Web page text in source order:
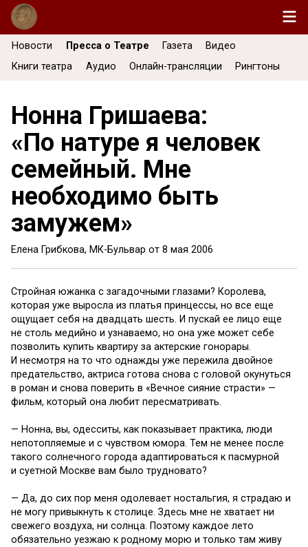
Новости Пресса о Театре Газета
Видео
Книги театра
Аудио Онлайн-трансляции Рингтоны
Нонна Гришаева:
«По натуре я человек
семейный. Мне
необходимо быть
замужем»
Елена Грибкова, МК-Бульвар от 8 мая 2006
Стройная южанка с загадочными глазами? Королева,
которая уже выросла из платья принцессы, но все еще
ощущает себя на двадцать шесть. И пускай ее лицо еще
не столь медийно и узнаваемо, но она уже может себе
позволить купить квартиру за актерские гонорары.
И несмотря на то что однажды уже пережила двойное
предательство, актриса готова снова с головой окунуться
в роман и снова поверить в «Вечное сияние страсти» —
фильм, который она любит пересматривать.
— Нонна, вы, одесситы, как показывает практика, люди
непотопляемые и с чувством юмора. Тем не менее после
такого солнечного города адаптироваться к пасмурной
и суетной Москве вам было трудновато?
— Да, до сих пор меня одолевает ностальгия, я страдаю и
не могу привыкнуть к столице. Здесь мне не хватает ни
свежего воздуха, ни солнца. Поэтому каждое лето
обязательно уезжаю к родному морю и только там живу